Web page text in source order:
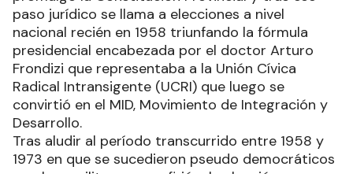
paso jurídico se llama a elecciones a nivel
nacional recién en 1958 triunfando la fórmula
presidencial encabezada por el doctor Arturo
Frondizi que representaba a la Unión Cívica
Radical Intransigente (UCRI) que luego se
convirtió en el MID, Movimiento de Integración y
Desarrollo.
Tras aludir al período transcurrido entre 1958 y
1973 en que se sucedieron pseudo democráticos